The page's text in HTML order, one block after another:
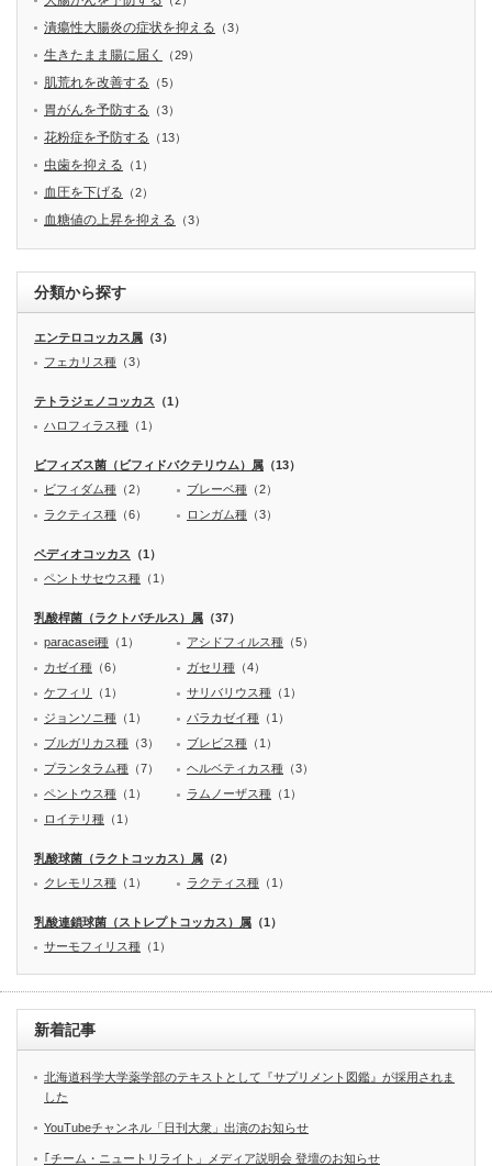
潰瘍性大腸炎の症状を抑える （3）
生きたまま腸に届く （29）
肌荒れを改善する （5）
胃がんを予防する （3）
花粉症を予防する （13）
虫歯を抑える （1）
血圧を下げる （2）
血糖値の上昇を抑える （3）
分類から探す
エンテロコッカス属 （3）
フェカリス種 （3）
テトラジェノコッカス （1）
ハロフィラス種 （1）
ビフィズス菌（ビフィドバクテリウム）属 （13）
ビフィダム種 （2） ブレーベ種 （2）
ラクティス種 （6） ロンガム種 （3）
ペディオコッカス （1）
ペントサセウス種 （1）
乳酸桿菌（ラクトバチルス）属 （37）
paracasei種 （1） アシドフィルス種 （5）
カゼイ種 （6） ガセリ種 （4）
ケフィリ
（1） サリバリウス種 （1）
ジョンソニ種 （1） パラカゼイ種 （1）
ブルガリカス種 （3） ブレビス種 （1）
プランタラム種 （7） ヘルベティカス種 （3）
ペントウス種 （1） ラムノーザス種 （1）
ロイテリ種 （1）
乳酸球菌（ラクトコッカス）属 （2）
クレモリス種 （1） ラクティス種 （1）
乳酸連鎖球菌（ストレプトコッカス）属 （1）
サーモフィリス種 （1）
新着記事
北海道科学大学薬学部のテキストとして『サプリメント図鑑』が採用されま
した
YouTubeチャンネル「日刊大衆」出演のお知らせ
｢チーム・ニュートリライト」メディア説明会 登壇のお知らせ